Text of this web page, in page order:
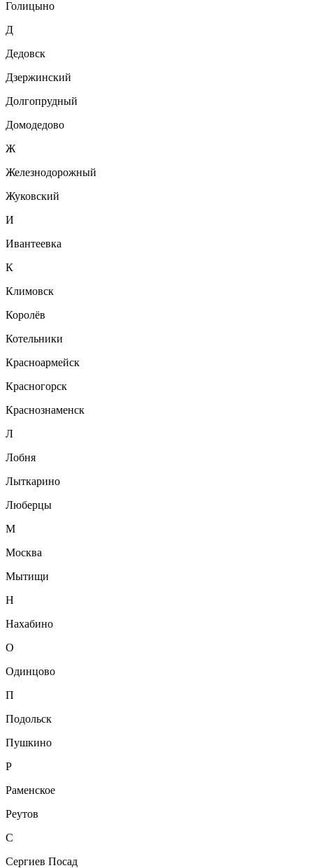
Голицыно
Д
Дедовск
Дзержинский
Долгопрудный
Домодедово
Ж
Железнодорожный
Жуковский
И
Ивантеевка
К
Климовск
Королёв
Котельники
Красноармейск
Красногорск
Краснознаменск
Л
Лобня
Лыткарино
Люберцы
М
Москва
Мытищи
Н
Нахабино
О
Одинцово
П
Подольск
Пушкино
Р
Раменское
Реутов
С
Сергиев Посад